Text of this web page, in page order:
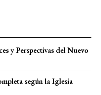
y Perspectivas del Nuevo
según la Iglesia